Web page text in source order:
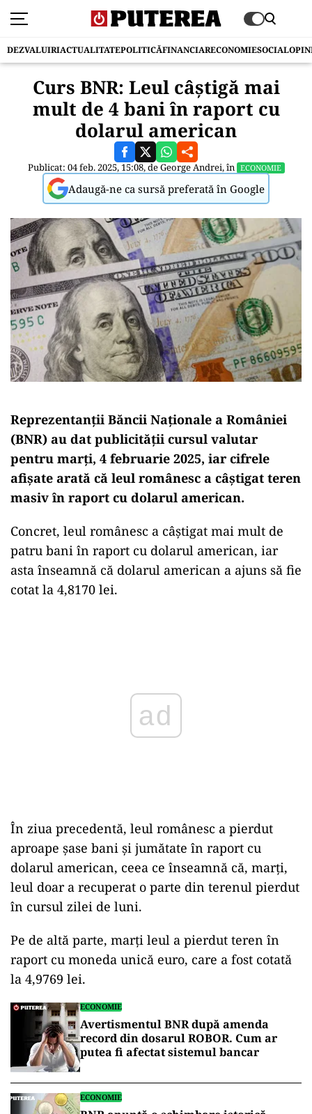
DEZVALUIRIACTUALITATEPOLITICĂFINANCIARECONOMIESOCIAL
Curs BNR: Leul câştigă mai
mult de 4 bani în raport cu
dolarul american
Publicat: 04 feb. 2025, 15:08, deGeorge Andrei, în ECONOMIE
Adaugă-ne ca sursă preferată în Google
Reprezentanţii Băncii Naţionale a României
(BNR) au dat publicităţii cursul valutar
pentru marţi, 4 februarie 2025, iar cifrele
afişate arată că leul românesc a câştigat teren
masiv în raport cu dolarul american.
Concret, leul românesc a câştigat mai mult de
patru bani în raport cu dolarul american, iar
asta înseamnă că dolarul american a ajuns să fie
cotat la 4,8170 lei.
În ziua precedentă, leul românesc a pierdut
aproape şase bani şi jumătate în raport cu
dolarul american, ceea ce înseamnă că, marţi,
leul doar a recuperat o parte din terenul pierdut
în cursul zilei de luni.
Pe de altă parte, marţi leul a pierdut teren în
raport cu moneda unică euro, care a fost cotată
la 4,9769 lei.
ECONOMIE
Avertismentul BNR după amenda
record din dosarul ROBOR. Cum ar
putea fi afectat sistemul bancar
ECONOMIE